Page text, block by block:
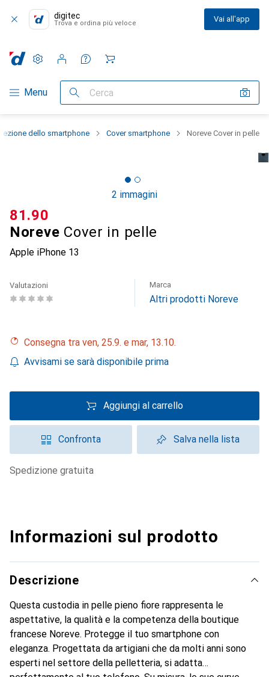
digitec
Trova e ordina più veloce Vai all'app
Categoria Navigazione
Menu Cerca
Impostazioni
Conto cliente
Liste di confronto
Liste dei desideri
Carrello
dello smartphone Cover smartphone Noreve Cover in pelle
2 immagini
Noreve Cover in pelle
Apple iPhone 13
CHF
81.90
Valutazioni Marca
Altri prodotti Noreve
Consegna tra ven, 25.9. e mar, 13.10.
Avvisami se sarà disponibile prima
Aggiungi al carrello
Confronta Salva nella lista
spedizione gratuita
Informazioni sul prodotto
Descrizione
Questa custodia in pelle pieno fiore rappresenta le
aspettative, la qualità e la competenza della boutique
francese Noreve. Protegge il tuo smartphone con
eleganza. Progettata da artigiani che da molti anni sono
esperti nel settore della pelletteria, si adatta